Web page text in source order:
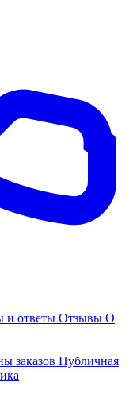
и ответы Отзывы О
заказов Публичная